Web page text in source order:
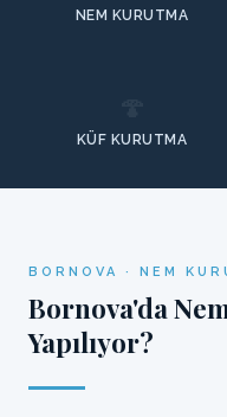
NEM KURUTMA
KÜF KURUTMA
BORNOVA · NEM
Bornova'da
Yapılıyor?